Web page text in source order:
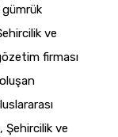
ve
firması
Şehircilik ve